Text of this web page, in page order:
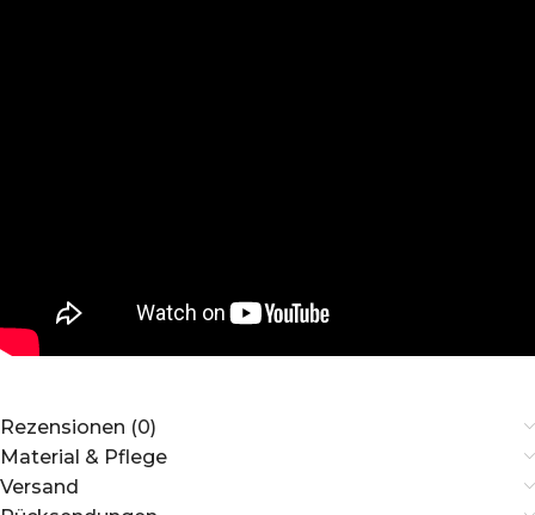
Rezensionen (0)
Material & Pflege
Versand